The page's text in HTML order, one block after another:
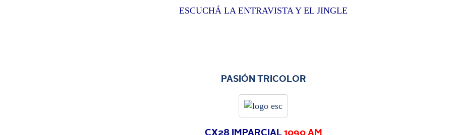
ESCUCHÁ LA ENTRAVISTA Y EL JINGLE
PASIÓN TRICOLOR
CX28 IMPARCIAL 1090 AM